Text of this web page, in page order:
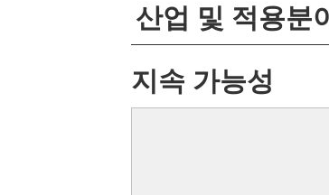
산업 및 적용분
지속 가능성